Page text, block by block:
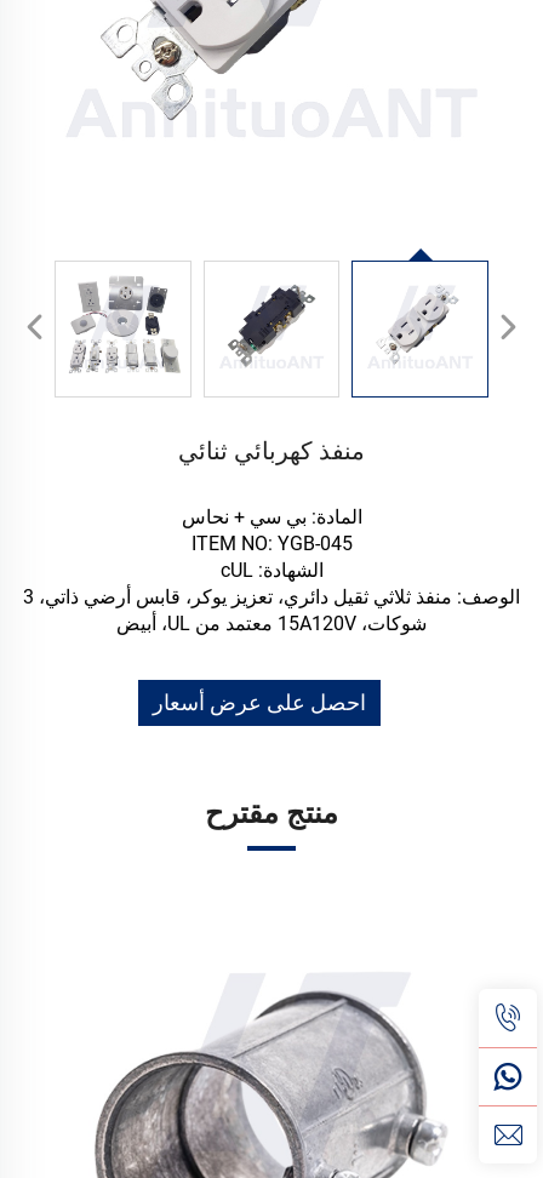
منفذ كهربائي ثنائي
المادة: بي سي + نحاس
ITEM NO: YGB-045
الشهادة: cUL
الوصف: منفذ ثلاثي ثقيل دائري، تعزيز يوكر، قابس أرضي ذاتي، 3
شوكات، 15A120V معتمد من UL، أبيض
احصل على عرض أسعار
منتج مقترح